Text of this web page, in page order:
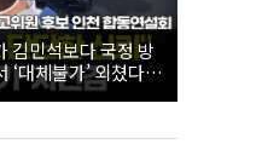
김민석보다 국정 방
대체불가’ 외쳤다 |
대표·최고위원 후